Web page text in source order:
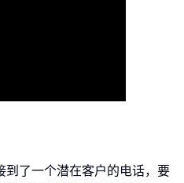
了一个潜在客户的电话，要